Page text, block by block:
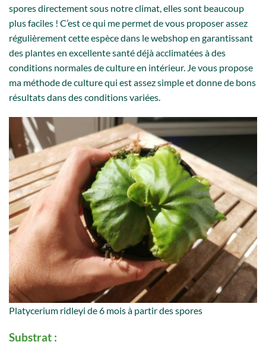
spores directement sous notre climat, elles sont beaucoup
plus faciles ! C’est ce qui me permet de vous proposer assez
régulièrement cette espèce dans le webshop en garantissant
des plantes en excellente santé déjà acclimatées à des
conditions normales de culture en intérieur. Je vous propose
ma méthode de culture qui est assez simple et donne de bons
résultats dans des conditions variées.
Platycerium ridleyi de 6 mois à partir des spores
Substrat :